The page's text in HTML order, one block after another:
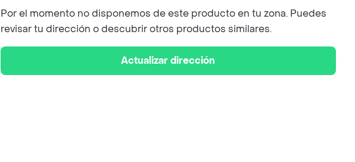
Por el momento no disponemos de este producto en tu zona. Puedes
revisar tu dirección o descubrir otros productos similares.
Actualizar dirección